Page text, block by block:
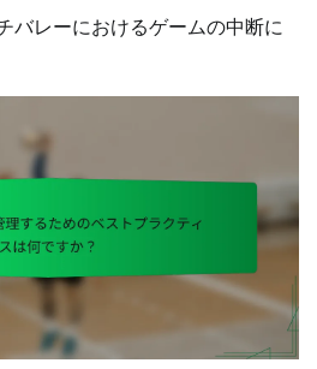
バレーにおけるゲームの中断に